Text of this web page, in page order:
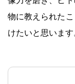
物に教えられた
けたいと思います